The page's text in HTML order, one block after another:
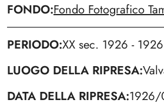
FONDO Fondo Fotografico
PERIODO XX sec. 1926 - 1926
LUOGO DELLA RIPRESA
DATA DELLA RIPRESA